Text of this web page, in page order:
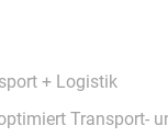
+ Logistik
Transport-